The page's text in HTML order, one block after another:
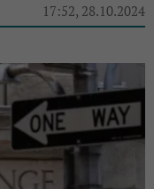
17:52, 28.10.2024